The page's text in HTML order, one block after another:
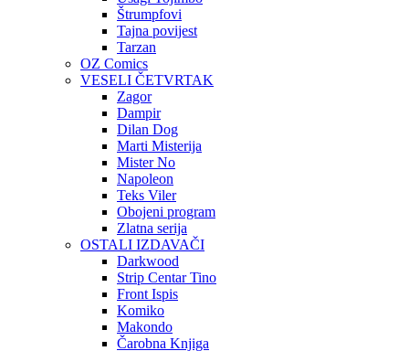
Štrumpfovi
Tajna povijest
Tarzan
OZ Comics
VESELI ČETVRTAK
Zagor
Dampir
Dilan Dog
Marti Misterija
Mister No
Napoleon
Teks Viler
Obojeni program
Zlatna serija
OSTALI IZDAVAČI
Darkwood
Strip Centar Tino
Front Ispis
Komiko
Makondo
Čarobna Knjiga